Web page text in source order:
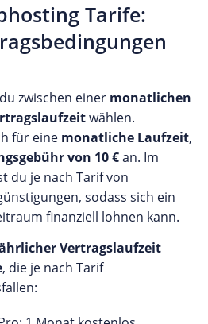
Tarife:
zwischen einer monatlichen
wählen.
für eine monatliche Laufzeit,
von 10 €an. Im
du je nach Tarif von
sodass sich ein
finanziell lohnen kann.
Vertragslaufzeit
, die je nach Tarif